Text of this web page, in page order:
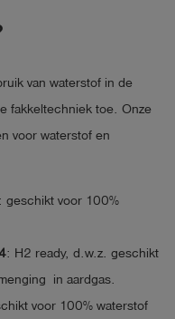
van waterstof in de
fakkeltechniek toe. Onze
voor waterstof en
: geschikt voor 100%
: H2 ready, d.w.z. geschikt
in aardgas.
voor 100% waterstof